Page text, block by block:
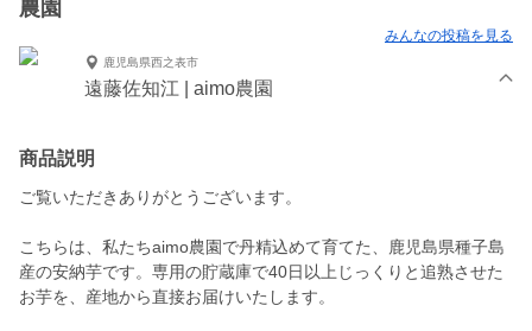
農園
みんなの投稿を見る
鹿児島県西之表市
遠藤佐知江 | aimo農園
商品説明
ご覧いただきありがとうございます。
こちらは、私たちaimo農園で丹精込めて育てた、鹿児島県種子島
産の安納芋です。専用の貯蔵庫で40日以上じっくりと追熟させた
お芋を、産地から直接お届けいたします。